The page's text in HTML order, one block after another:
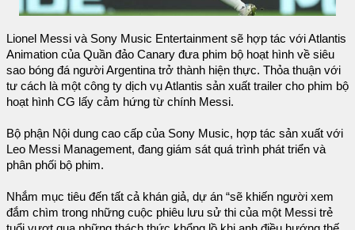
Lionel Messi và Sony Music Entertainment sẽ hợp tác với Atlantis
Animation của Quần đảo Canary đưa phim bộ hoạt hình về siêu
sao bóng đá người Argentina trở thành hiện thực. Thỏa thuận với
tư cách là một công ty dịch vụ Atlantis sản xuất trailer cho phim bộ
hoạt hình CG lấy cảm hứng từ chính Messi.
Bộ phận Nội dung cao cấp của Sony Music, hợp tác sản xuất với
Leo Messi Management, đang giám sát quá trình phát triển và
phân phối bộ phim.
Nhắm mục tiêu đến tất cả khán giả, dự án “sẽ khiến người xem
đắm chìm trong những cuộc phiêu lưu sử thi của một Messi trẻ